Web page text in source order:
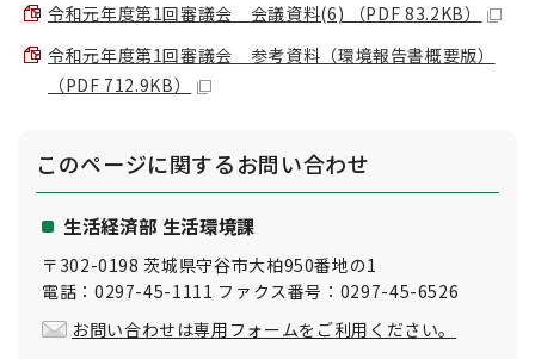
令和元年度第1回審議会 会議資料(6) （PDF 83.2KB）
令和元年度第1回審議会 参考資料（環境報告書概要版）
（PDF 712.9KB）
このページに関するお問い合わせ
生活経済部 生活環境課
〒302-0198 茨城県守谷市大柏950番地の1
電話：0297-45-1111 ファクス番号：0297-45-6526
お問い合わせは専用フォームをご利用ください。